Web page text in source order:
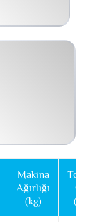
Makina
Ağırlığı
(kg)
Güç
(kW)